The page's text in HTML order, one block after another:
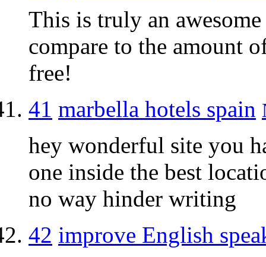
This is truly an
compare to the amount
free!
41 marbella hotels spain
hey wonderful site you
one inside the best
no way hinder writing
42 improve English